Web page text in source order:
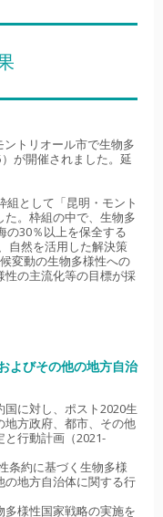
トリオール市で生物多
が開催されました。延
組として「昆明・モント
た。枠組の中で、生物多
の30％以上を保全する
自然を活用した解決策
変動の生物多様性への
の主流化等の目標が採
よびその他の地方自治
に対し、ポスト2020生
方政府、都市、その他
行動計画（2021-
条約に基づく生物多様
地方自治体に関する行
様性国家戦略の実施を